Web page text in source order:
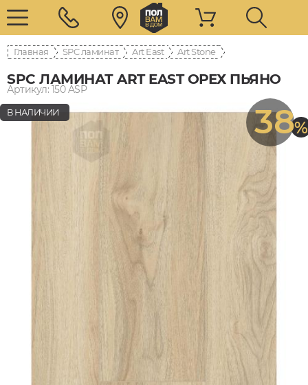
Главная SPC ламинат Art East Art Stone
SPC ЛАМИНАТ ART EAST ОРЕХ ПЬЯНО
Артикул: 150 ASP
38%
В НАЛИЧИИ